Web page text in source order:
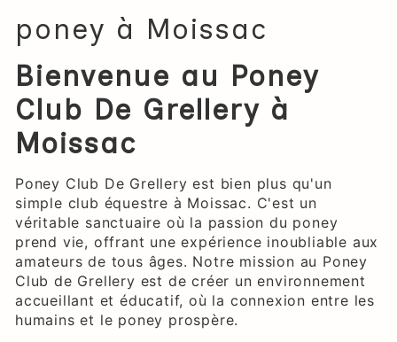
poney à Moissac
Bienvenue au Poney
Club De Grellery à
Moissac
Poney Club De Grellery est bien plus qu'un
simple club équestre à Moissac. C'est un
véritable sanctuaire où la passion du poney
prend vie, offrant une expérience inoubliable aux
amateurs de tous âges. Notre mission au Poney
Club de Grellery est de créer un environnement
accueillant et éducatif, où la connexion entre les
humains et le poney prospère.